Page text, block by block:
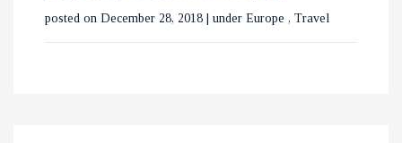
posted on December 28, 2018 under Europe , Travel